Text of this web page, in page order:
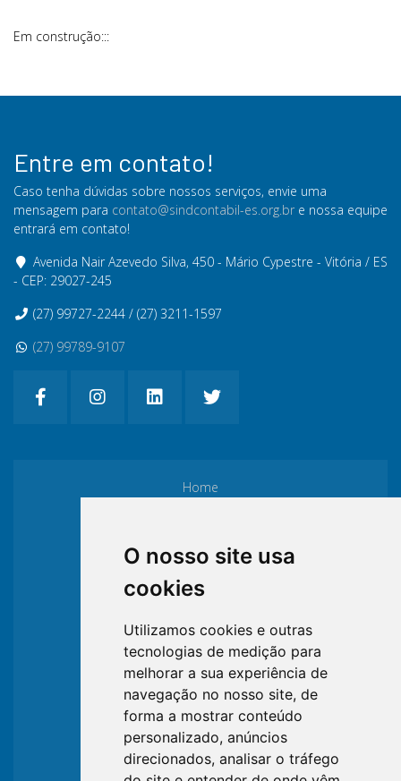
O nosso site usa
cookies
Utilizamos cookies e outras
tecnologias de medição para
melhorar a sua experiência de
navegação no nosso site, de
forma a mostrar conteúdo
personalizado, anúncios
direcionados, analisar o tráfego
Em construção:::
Entre em contato!
Caso tenha dúvidas sobre nossos serviços, envie uma
mensagem para contato@sindcontabil-es.org.br e nossa equipe
entrará em contato!
Avenida Nair Azevedo Silva, 450 - Mário Cypestre - Vitória / ES
- CEP: 29027-245
(27) 99727-2244 / (27) 3211-1597
(27) 99789-9107
Home
Filiação
Formulários
Consultas
LGPD